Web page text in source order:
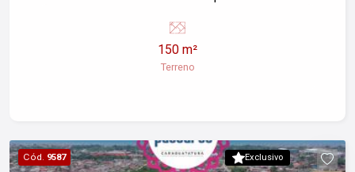
contato e solicite mais informações.
Documentação OK. Escritura definitiva
150 m²
Terreno
Exclusivo
Cód. 9587